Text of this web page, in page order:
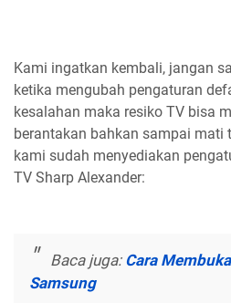
Kami ingatkan kembali, jangan
ketika mengubah pengaturan
kesalahan maka resiko TV bisa
berantakan bahkan sampai mati
kami sudah menyediakan
TV Sharp Alexander:
Baca juga: Cara
Samsung